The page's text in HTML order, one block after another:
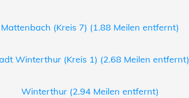
Mattenbach (Kreis 7) (1.88 Meilen entfernt)
Winterthur (Kreis 1) (2.68 Meilen entfernt)
Winterthur (2.94 Meilen entfernt)